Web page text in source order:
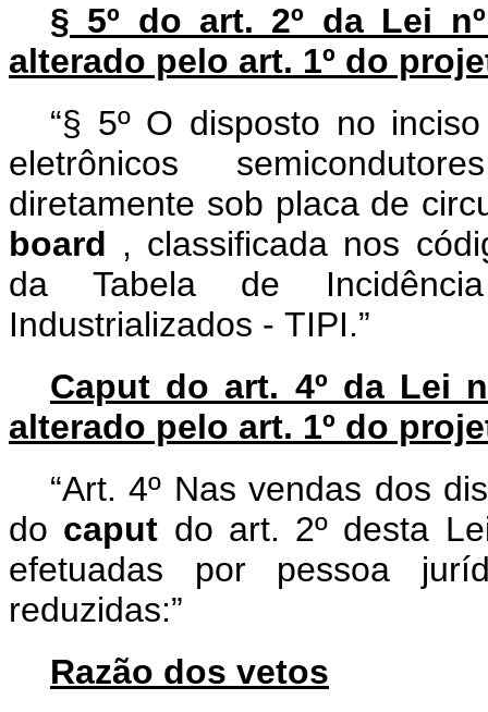
§ 5º do art. 2º da Lei
alterado pelo art. 1º do
“§ 5º O disposto no
eletrônicos
diretamente sob placa de
board , classificada nos
da Tabela de
Industrializados - TIPI.”
Caput do art. 4º da Lei
alterado pelo art. 1º do
“Art. 4º Nas vendas dos
do caput do art. 2º desta
efetuadas por pessoa
reduzidas:”
Razão dos vetos